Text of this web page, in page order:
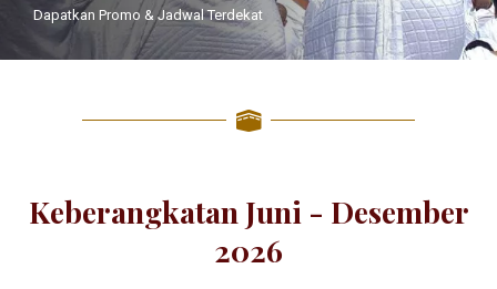
Dapatkan Promo & Jadwal Terdekat
Keberangkatan Juni - Desember
2026